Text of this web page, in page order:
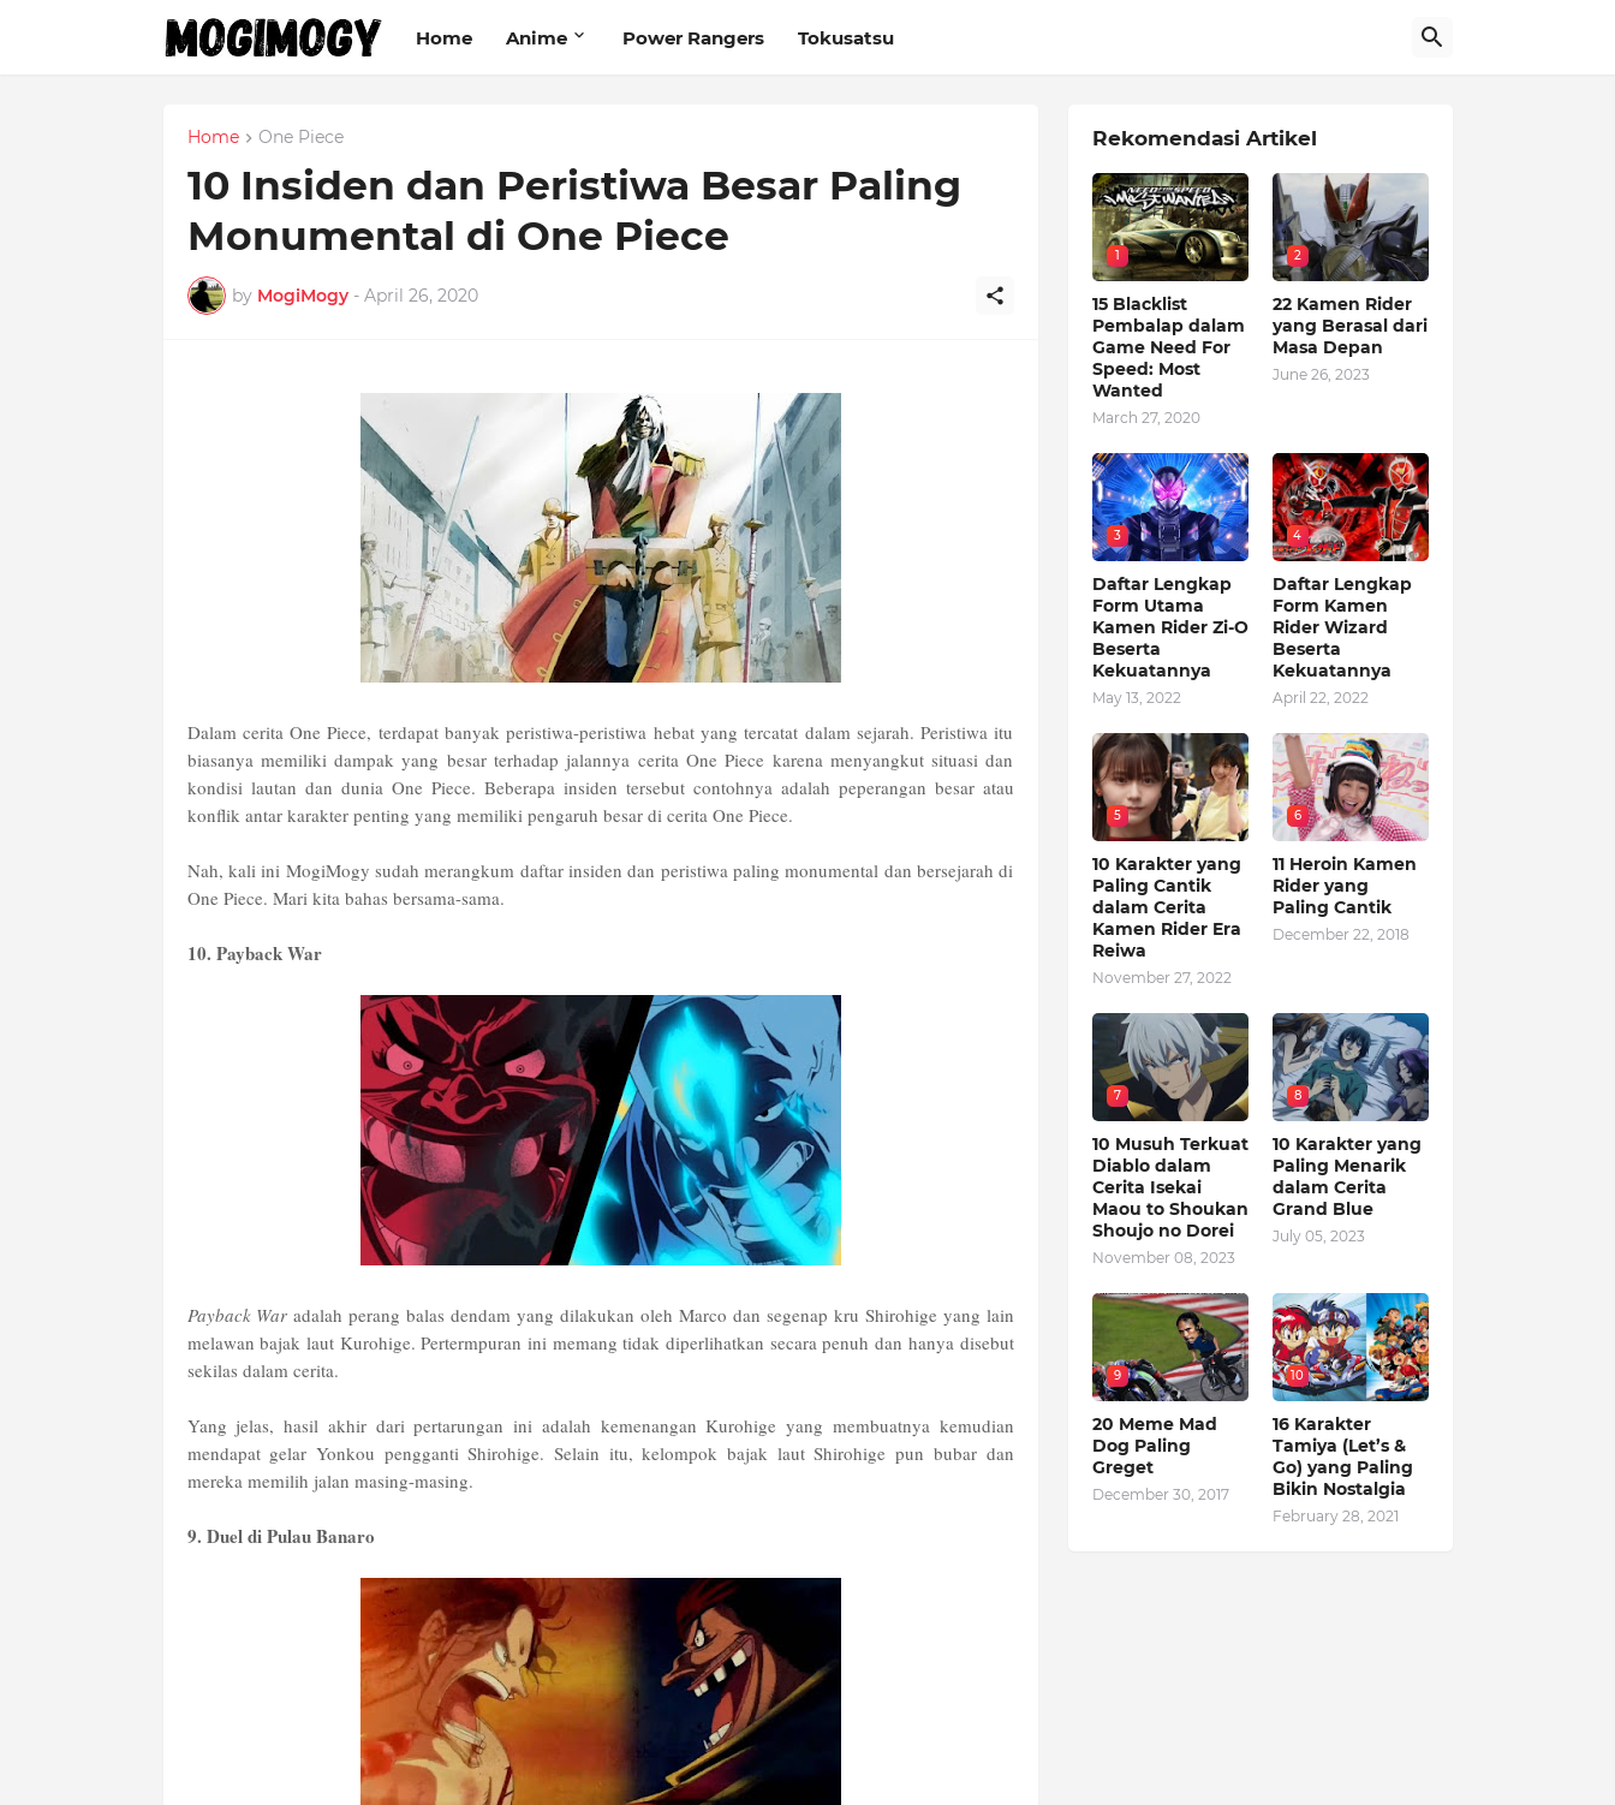
Home Anime Power Rangers Tokusatsu
Home One Piece
10 Insiden dan Peristiwa Besar Paling
Monumental di One Piece
by MogiMogy - April 26, 2020
Dalam cerita One Piece, terdapat banyak peristiwa-peristiwa hebat yang tercatat dalam sejarah. Peristiwa itu
biasanya memiliki dampak yang besar terhadap jalannya cerita One Piece karena menyangkut situasi dan
kondisi lautan dan dunia One Piece. Beberapa insiden tersebut contohnya adalah peperangan besar atau
konflik antar karakter penting yang memiliki pengaruh besar di cerita One Piece.
Nah, kali ini MogiMogy sudah merangkum daftar insiden dan peristiwa paling monumental dan bersejarah di
One Piece. Mari kita bahas bersama-sama.
10. Payback War
Payback War adalah perang balas dendam yang dilakukan oleh Marco dan segenap kru Shirohige yang lain
melawan bajak laut Kurohige. Pertermpuran ini memang tidak diperlihatkan secara penuh dan hanya disebut
sekilas dalam cerita.
Yang jelas, hasil akhir dari pertarungan ini adalah kemenangan Kurohige yang membuatnya kemudian
mendapat gelar Yonkou pengganti Shirohige. Selain itu, kelompok bajak laut Shirohige pun bubar dan
mereka memilih jalan masing-masing.
9. Duel di Pulau Banaro
Rekomendasi Artikel
1
15 Blacklist
Pembalap dalam
Game Need For
Speed: Most
Wanted
March 27, 2020
2
22 Kamen Rider
yang Berasal dari
Masa Depan
June 26, 2023
3
Daftar Lengkap
Form Utama
Kamen Rider Zi-O
Beserta
Kekuatannya
May 13, 2022
4
Daftar Lengkap
Form Kamen
Rider Wizard
Beserta
Kekuatannya
April 22, 2022
5
10 Karakter yang
Paling Cantik
dalam Cerita
Kamen Rider Era
Reiwa
November 27, 2022
6
11 Heroin Kamen
Rider yang
Paling Cantik
December 22, 2018
7
10 Musuh Terkuat
Diablo dalam
Cerita Isekai
Maou to Shoukan
Shoujo no Dorei
November 08, 2023
8
10 Karakter yang
Paling Menarik
dalam Cerita
Grand Blue
July 05, 2023
9
20 Meme Mad
Dog Paling
Greget
December 30, 2017
10
16 Karakter
Tamiya (Let’s &
Go) yang Paling
Bikin Nostalgia
February 28, 2021